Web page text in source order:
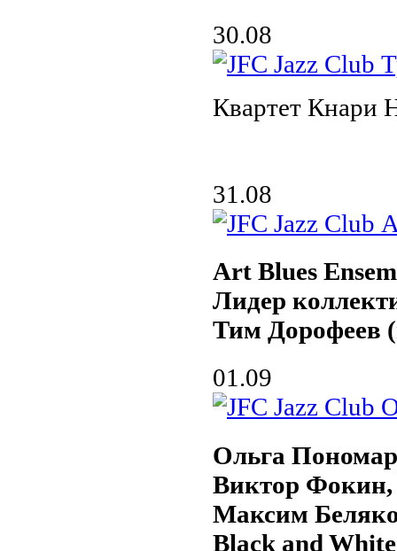
30.08
Квартет Кнари
31.08
Art Blues
Лидер
Тим Дорофеев
01.09
Ольга
Виктор
Максим
Black and